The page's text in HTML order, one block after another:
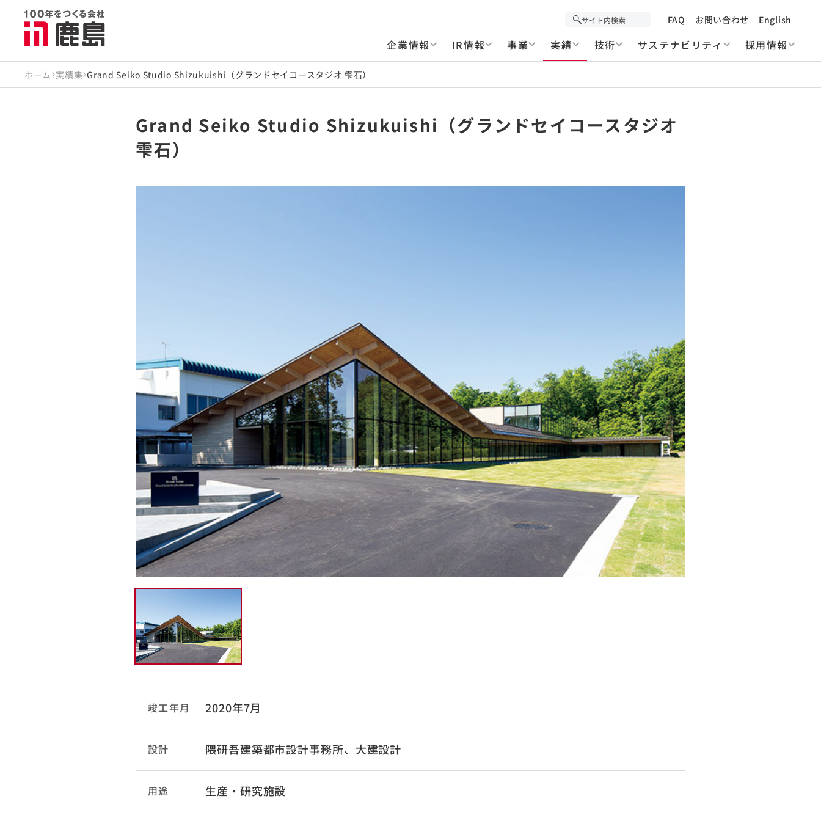
FAQ お問い合わせ English
企業情報 IR情報 事業 実績 技術 サステナビリティ 採用情報
ホーム 実績集 Grand Seiko Studio Shizukuishi（グランドセイコースタジオ 雫石）
Grand Seiko Studio Shizukuishi（グランドセイコースタジオ
雫石）
竣工年月 2020年7月
設計 隈研吾建築都市設計事務所、大建設計
用途 生産・研究施設